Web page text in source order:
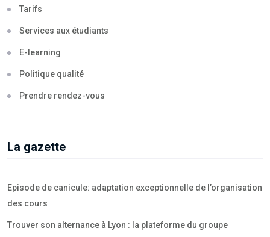
Tarifs
Services aux étudiants
E-learning
Politique qualité
Prendre rendez-vous
La gazette
Episode de canicule: adaptation exceptionnelle de l’organisation
des cours
Trouver son alternance à Lyon : la plateforme du groupe